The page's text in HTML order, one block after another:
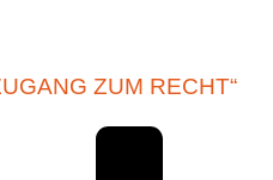
ZUM RECHT“